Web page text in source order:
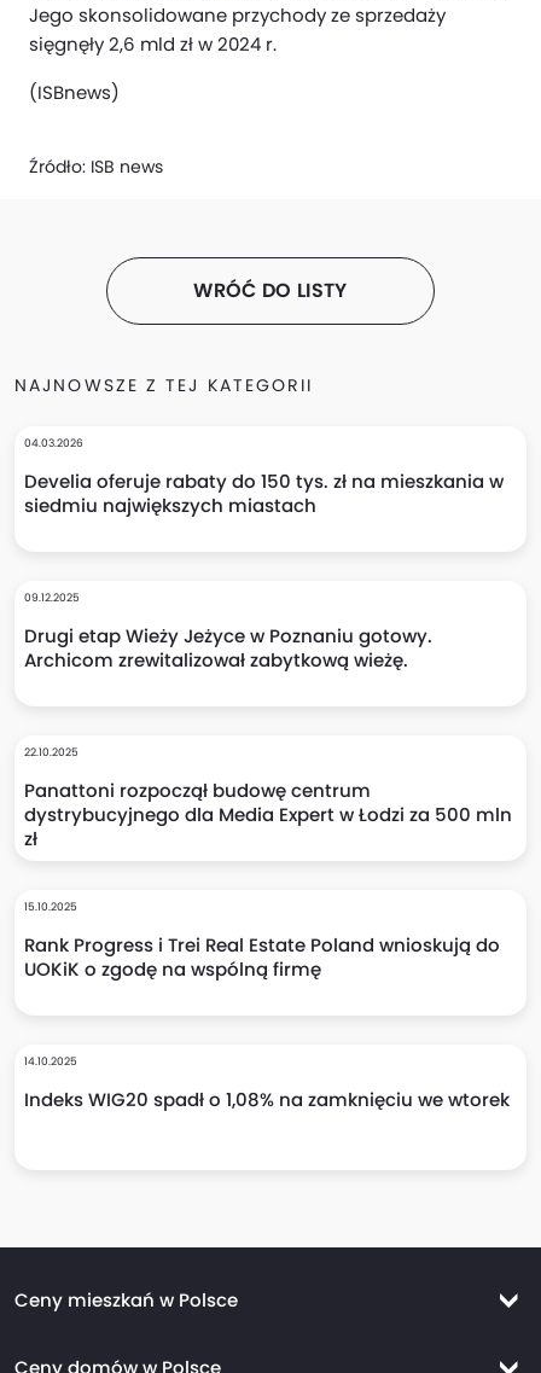
Jego skonsolidowane przychody ze sprzedaży
sięgnęły 2,6 mld zł w 2024 r.
(ISBnews)
Źródło: ISB news
WRÓĆ DO LISTY
NAJNOWSZE Z TEJ KATEGORII
04.03.2026
Develia oferuje rabaty do 150 tys. zł na mieszkania w
siedmiu największych miastach
09.12.2025
Drugi etap Wieży Jeżyce w Poznaniu gotowy.
Archicom zrewitalizował zabytkową wieżę.
22.10.2025
Panattoni rozpoczął budowę centrum
dystrybucyjnego dla Media Expert w Łodzi za 500 mln
zł
15.10.2025
Rank Progress i Trei Real Estate Poland wnioskują do
UOKiK o zgodę na wspólną firmę
14.10.2025
Indeks WIG20 spadł o 1,08% na zamknięciu we wtorek
Ceny mieszkań w Polsce
Ceny domów w Polsce